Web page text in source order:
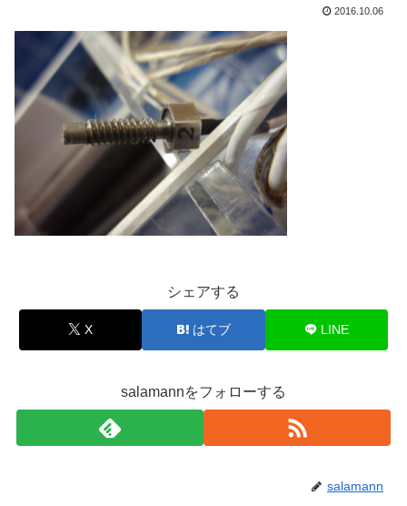
2016.10.06
シェアする
X はてブ LINE
salamannをフォローする
salamann